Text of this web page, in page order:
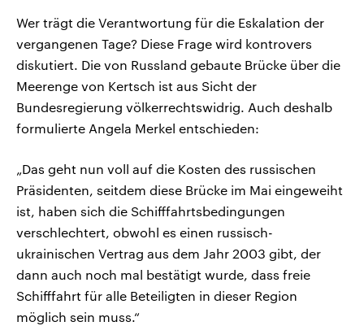
Wer trägt die Verantwortung für die Eskalation der
vergangenen Tage? Diese Frage wird kontrovers
diskutiert. Die von Russland gebaute Brücke über die
Meerenge von Kertsch ist aus Sicht der
Bundesregierung völkerrechtswidrig. Auch deshalb
formulierte Angela Merkel entschieden:
„Das geht nun voll auf die Kosten des russischen
Präsidenten, seitdem diese Brücke im Mai eingeweiht
ist, haben sich die Schifffahrtsbedingungen
verschlechtert, obwohl es einen russisch-
ukrainischen Vertrag aus dem Jahr 2003 gibt, der
dann auch noch mal bestätigt wurde, dass freie
Schifffahrt für alle Beteiligten in dieser Region
möglich sein muss.“